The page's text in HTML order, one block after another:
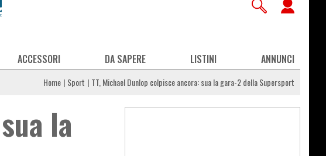
ACCESSORI DA SAPERE LISTINI ANNUNCI
Home Sport TT, Michael Dunlop colpisce ancora: sua la gara-2 della Supersport
la